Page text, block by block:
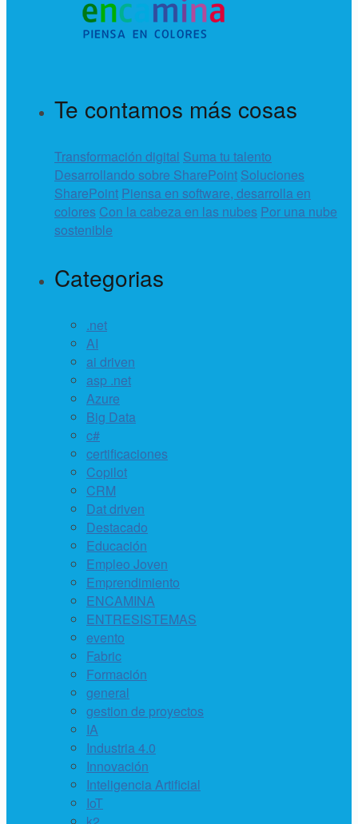
Te contamos más cosas
Transformación digital Suma tu talento
Desarrollando sobre SharePoint Soluciones
SharePoint Piensa en software, desarrolla en
colores Con la cabeza en las nubes Por una nube
sostenible
Categorias
.net
AI
ai driven
asp .net
Azure
Big Data
c#
certificaciones
Copilot
CRM
Dat driven
Destacado
Educación
Empleo Joven
Emprendimiento
ENCAMINA
ENTRESISTEMAS
evento
Fabric
Formación
general
gestion de proyectos
IA
Industria 4.0
Innovación
Inteligencia Artificial
IoT